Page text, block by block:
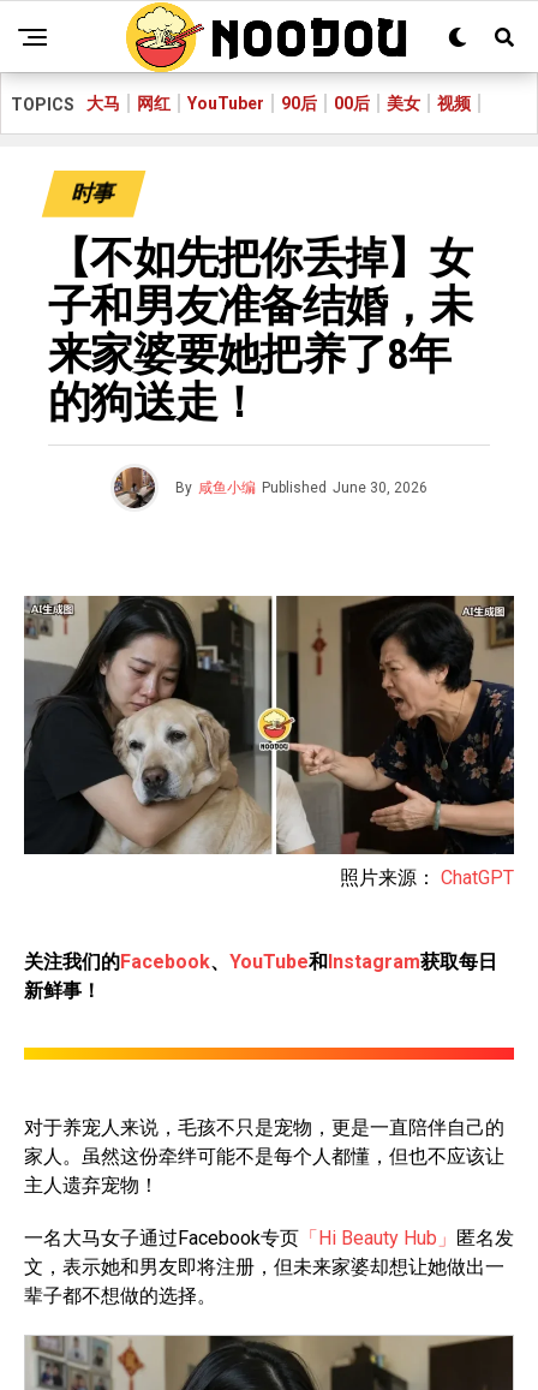
TOPICS 大马 网红 YouTuber 90后 00后 美女 视频
时事
【不如先把你丢掉】女
子和男友准备结婚，未
来家婆要她把养了8年
的狗送走！
By 咸鱼小编 Published June 30, 2026
照片来源： ChatGPT
关注我们的Facebook、 YouTube和Instagram获取每日
新鲜事！
对于养宠人来说，毛孩不只是宠物，更是一直陪伴自己的
家人。虽然这份牵绊可能不是每个人都懂，但也不应该让
主人遗弃宠物！
一名大马女子通过Facebook专页 「Hi Beauty Hub」 匿名发
文，表示她和男友即将注册，但未来家婆却想让她做出一
辈子都不想做的选择。